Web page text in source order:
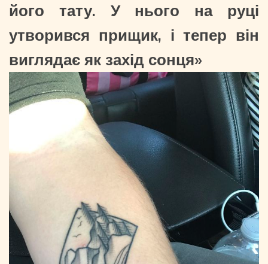
його тату. У нього на руці
утворився прищик, і тепер він
виглядає як захід сонця»